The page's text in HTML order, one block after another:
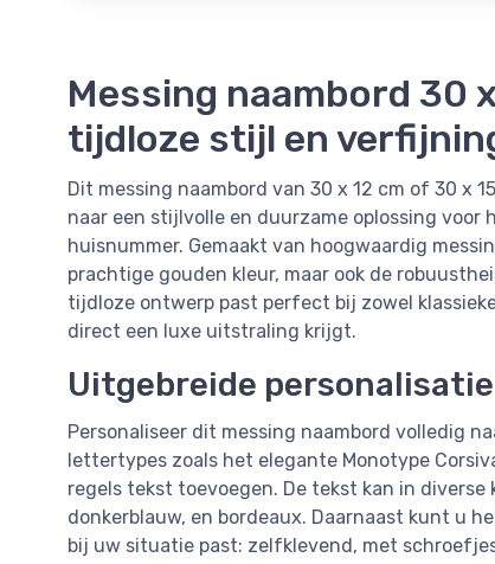
Messing naambord 30
tijdloze stijl en
Dit messing naambord van 30 x 12 cm of 30 x
naar een stijlvolle en duurzame oplossing voor
huisnummer. Gemaakt van hoogwaardig
prachtige gouden kleur, maar ook de
tijdloze ontwerp past perfect bij zowel
direct een luxe uitstraling krijgt.
Uitgebreide
Personaliseer dit messing naambord volledig
lettertypes zoals het elegante Monotype
regels tekst toevoegen. De tekst kan in
donkerblauw, en bordeaux. Daarnaast kunt u
bij uw situatie past: zelfklevend, met